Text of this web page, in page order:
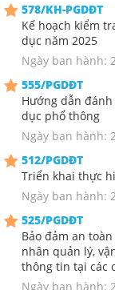
578/KH-PGDĐT
Kế hoạch kiểm
dục năm 2025
Ngày ban hành:
555/PGDĐT
Hướng dẫn
dục phổ thông
Ngày ban hành:
512/PGDĐT
Triển khai thực
Ngày ban hành:
525/PGDĐT
Bảo đảm an
nhân quản lý,
thông tin tại các
Ngày ban hành: